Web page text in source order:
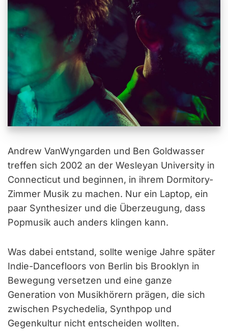
Andrew VanWyngarden und Ben Goldwasser
treffen sich 2002 an der Wesleyan University in
Connecticut und beginnen, in ihrem Dormitory-
Zimmer Musik zu machen. Nur ein Laptop, ein
paar Synthesizer und die Überzeugung, dass
Popmusik auch anders klingen kann.
Was dabei entstand, sollte wenige Jahre später
Indie-Dancefloors von Berlin bis Brooklyn in
Bewegung versetzen und eine ganze
Generation von Musikhörern prägen, die sich
zwischen Psychedelia, Synthpop und
Gegenkultur nicht entscheiden wollten.